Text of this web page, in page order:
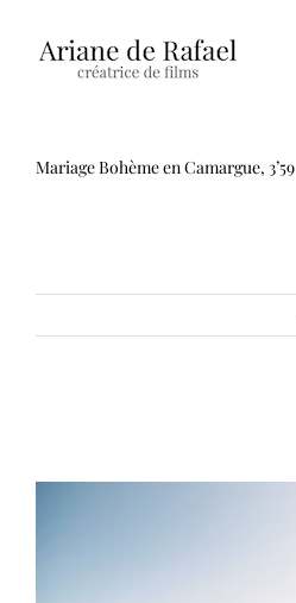
Mariage Bohème en Camargue, 3’59